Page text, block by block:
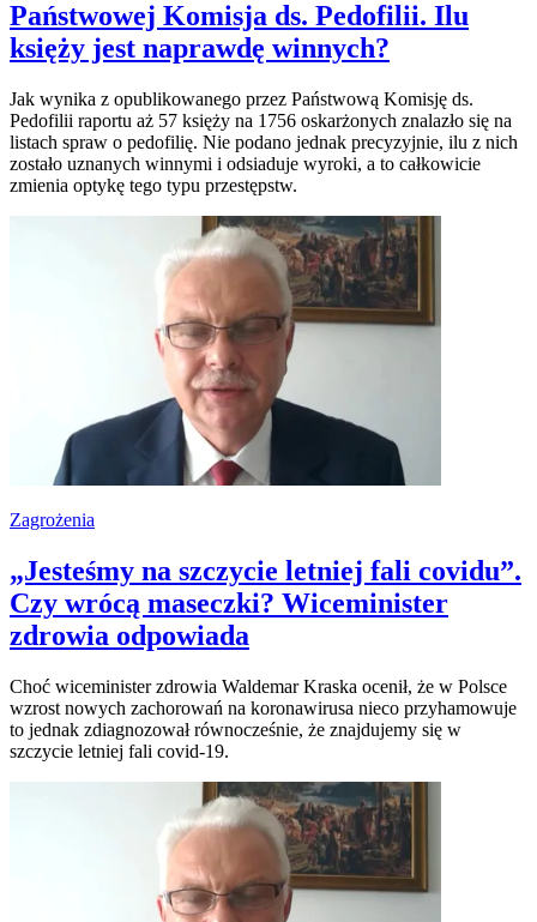
Państwowej Komisja ds. Pedofilii. Ilu
księży jest naprawdę winnych?
Jak wynika z opublikowanego przez Państwową Komisję ds.
Pedofilii raportu aż 57 księży na 1756 oskarżonych znalazło się na
listach spraw o pedofilię. Nie podano jednak precyzyjnie, ilu z nich
zostało uznanych winnymi i odsiaduje wyroki, a to całkowicie
zmienia optykę tego typu przestępstw.
Zagrożenia
„Jesteśmy na szczycie letniej fali covidu”.
Czy wrócą maseczki? Wiceminister
zdrowia odpowiada
Choć wiceminister zdrowia Waldemar Kraska ocenił, że w Polsce
wzrost nowych zachorowań na koronawirusa nieco przyhamowuje
to jednak zdiagnozował równocześnie, że znajdujemy się w
szczycie letniej fali covid-19.